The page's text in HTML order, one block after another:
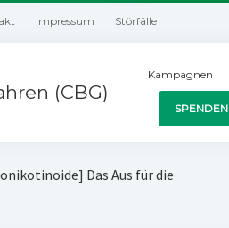
Impressum Störfälle
(CBG)
Kampagnen
SPENDEN
Das Aus für die